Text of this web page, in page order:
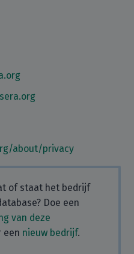
about/privacy
of staat het bedrijf
Doe een
van deze
een nieuw bedrijf.